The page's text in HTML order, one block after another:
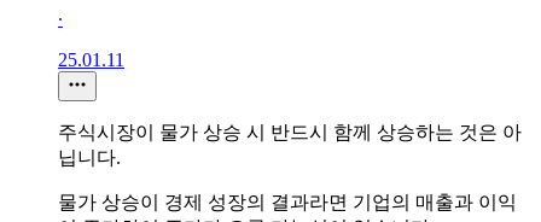
∙
25.01.11
주식시장이 물가 상승 시 반드시 함께 상승하는 것은 아
닙니다.
물가 상승이 경제 성장의 결과라면 기업의 매출과 이익